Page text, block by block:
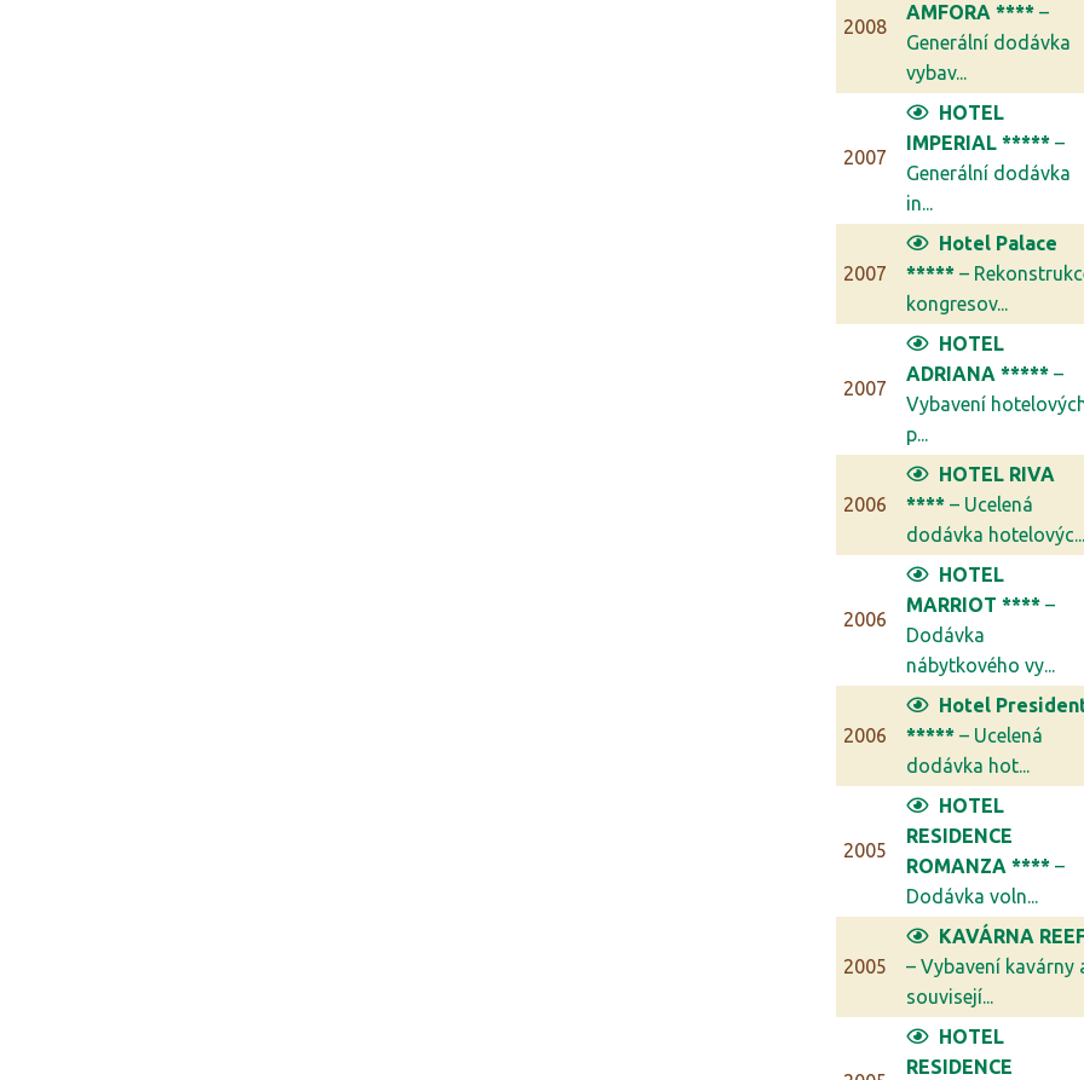
2008
AMFORA **** –
Generální dodávka
vybav...
2007
HOTEL
IMPERIAL ***** –
Generální dodávka
in...
2007
Hotel Palace
***** –
kongresov...
2007
HOTEL
ADRIANA ***** –
Vybavení
p...
2006
HOTEL RIVA
**** – Ucelená
dodávka
2006
HOTEL
MARRIOT **** –
Dodávka
nábytkového vy...
2006
Hotel
***** – Ucelená
dodávka hot...
2005
HOTEL
RESIDENCE
ROMANZA **** –
Dodávka voln...
2005
KAVÁRNA
– Vybavení kavárny
souvisejí...
HOTEL
RESIDENCE